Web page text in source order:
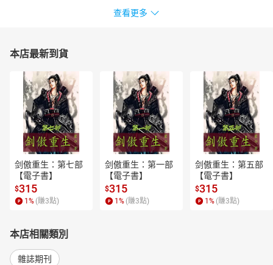
喜價格，令人忍不住想入手珍藏。LV爆款鏈帶錢包DAUPHINE、
詢問度爆高７款「香氛身體乳／護手霜」推薦！
最高竿的用香方式，就是不著痕跡的散發出自然宜人的舒服香氣！
除了噴香水、髮香噴霧，也可以運用「香氛身體保養」帶出溫柔質
感香～不管是香氛護手霜、香氛身體乳都是很不錯的選擇，既可以
保養肌膚、揮別乾燥粗糙感，零距離感的淡香讓人更想向妳靠近♥
查看更多
本店最新到貨
剑傲重生：第七部
【電子書】
$315
1 % (賺3點)
剑傲重生：第一部
【電子書】
$315
1 % (賺3點)
剑傲重生：第五部
【電子書】
$315
1 % (賺3點)
本店相關類別
雜誌期刊